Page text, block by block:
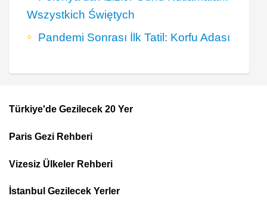
Wszystkich Świętych
Pandemi Sonrası İlk Tatil: Korfu Adası
Top
Menu
Türkiye'de Gezilecek 20 Yer
Paris Gezi Rehberi
Vizesiz Ülkeler Rehberi
İstanbul Gezilecek Yerler